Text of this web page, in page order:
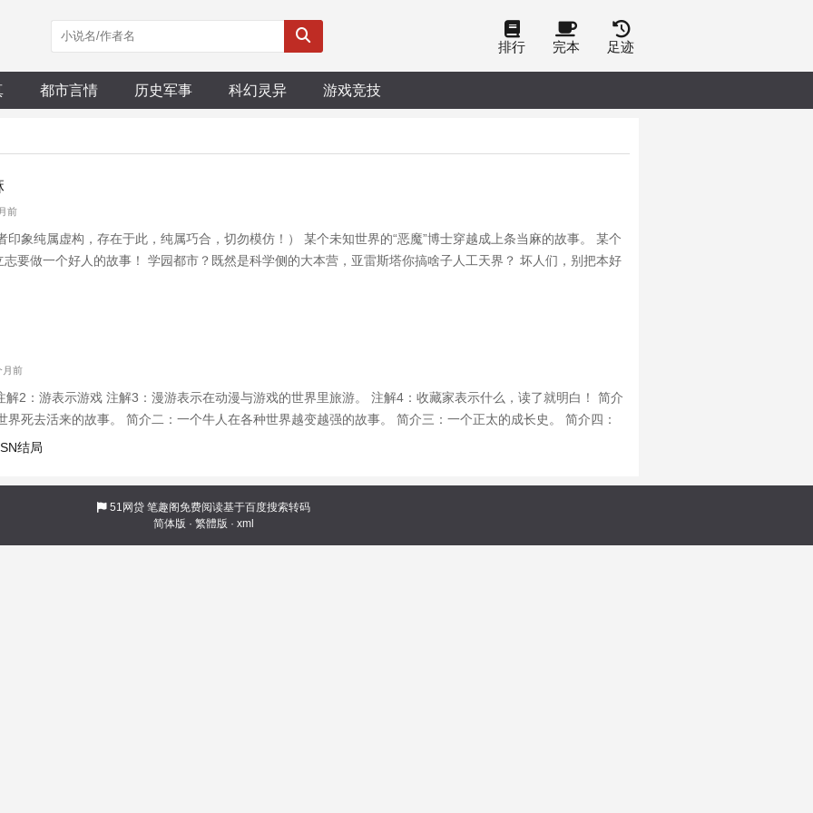
排行 完本 足迹
都市言情 历史军事 科幻灵异 游戏竞技
前
印象纯属虚构，存在于此，纯属巧合，切勿模仿！） 某个未知世界的“恶魔”博士穿越成上条当麻的故事。 某个
志要做一个好人的故事！ 学园都市？既然是科学侧的大本营，亚雷斯塔你搞啥子人工天界？ 坏人们，别把本好
月前
解2：游表示游戏 注解3：漫游表示在动漫与游戏的世界里旅游。 注解4：收藏家表示什么，读了就明白！ 简介
界死去活来的故事。 简介二：一个牛人在各种世界越变越强的故事。 简介三：一个正太的成长史。 简介四：
了就明白！ 真相帝：“说是漫游，其实就是个乱七八糟的大杂烩同人文！” 主角：“他奶奶个熊！老子才不是什
结局
51网贷笔趣阁免费阅读基于百度搜索转码
简体版 · 繁體版 · xml